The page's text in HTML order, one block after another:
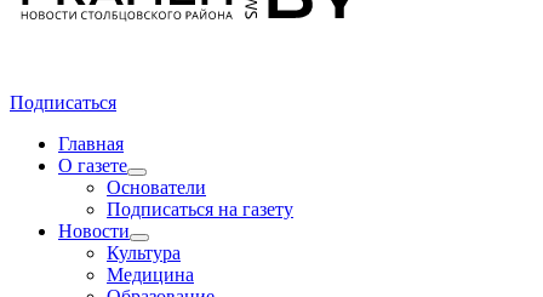
Подписаться
Главная
О газете
Основатели
Подписаться на газету
Новости
Культура
Медицина